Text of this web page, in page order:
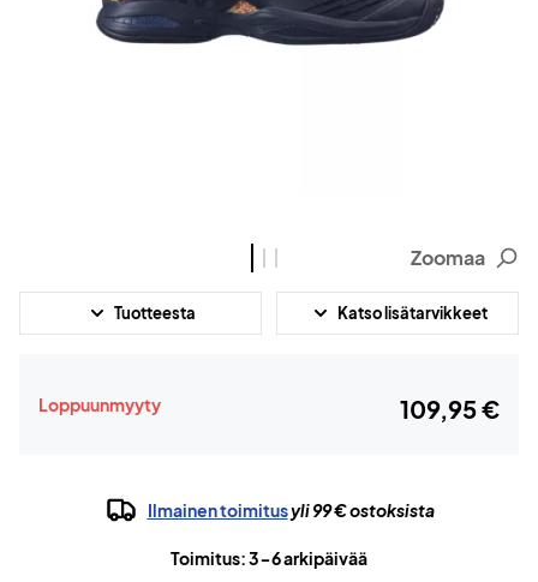
Zoomaa
Tuotteesta Katso lisätarvikkeet
Loppuunmyyty 109,95 €
Ilmainen toimitusyli 99 € ostoksista
Toimitus: 3-6 arkipäivää